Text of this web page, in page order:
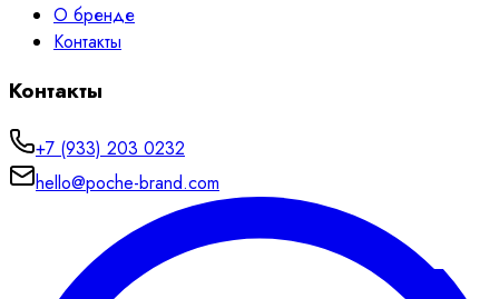
О бренде
Контакты
Контакты
+7 (933) 203 0232
hello@poche-brand.com